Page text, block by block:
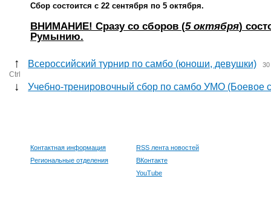
Сбор состоится с 22 сентября по 5 октября.
ВНИМАНИЕ! Сразу со сборов (5 октября)
Румынию.
↑ Всероссийский турнир по самбо (юноши, девушки) 30
Ctrl
↓ Учебно-тренировочный сбор по самбо УМО (Боевое
Контактная информация
Региональные отделения
RSS лента новостей
ВКонтакте
YouTube